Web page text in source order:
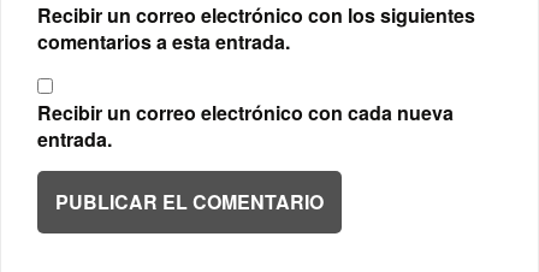
Recibir un correo electrónico con los siguientes
comentarios a esta entrada.
Recibir un correo electrónico con cada nueva
entrada.